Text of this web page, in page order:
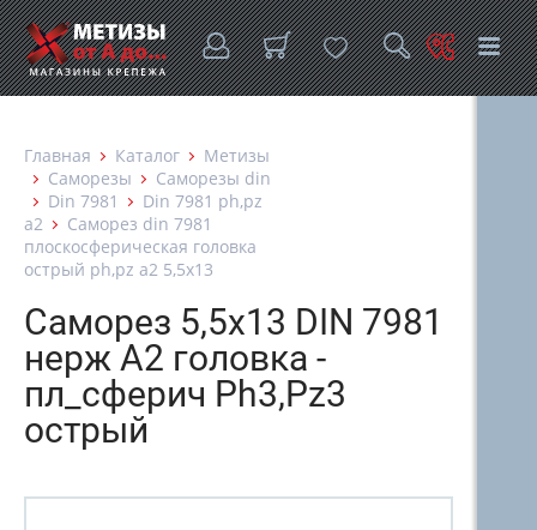
Главная Каталог
Метизы
Саморезы
Саморезы din
Din 7981
Din 7981 ph,pz
a2
Саморез din 7981
плоскосферическая головка
острый ph,pz а2 5,5х13
Саморез 5,5х13 DIN 7981
нерж А2 головка -
пл_сферич Ph3,Pz3
острый